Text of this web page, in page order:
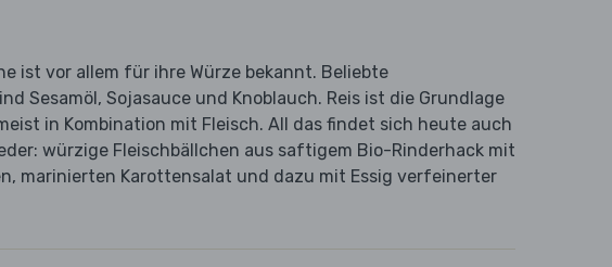
ist vor allem für ihre Würze bekannt. Beliebte
Sesamöl, Sojasauce und Knoblauch. Reis ist die Grundlage
in Kombination mit Fleisch. All das findet sich heute auch
würzige Fleischbällchen aus saftigem Bio-Rinderhack mit
marinierten Karottensalat und dazu mit Essig verfeinerter